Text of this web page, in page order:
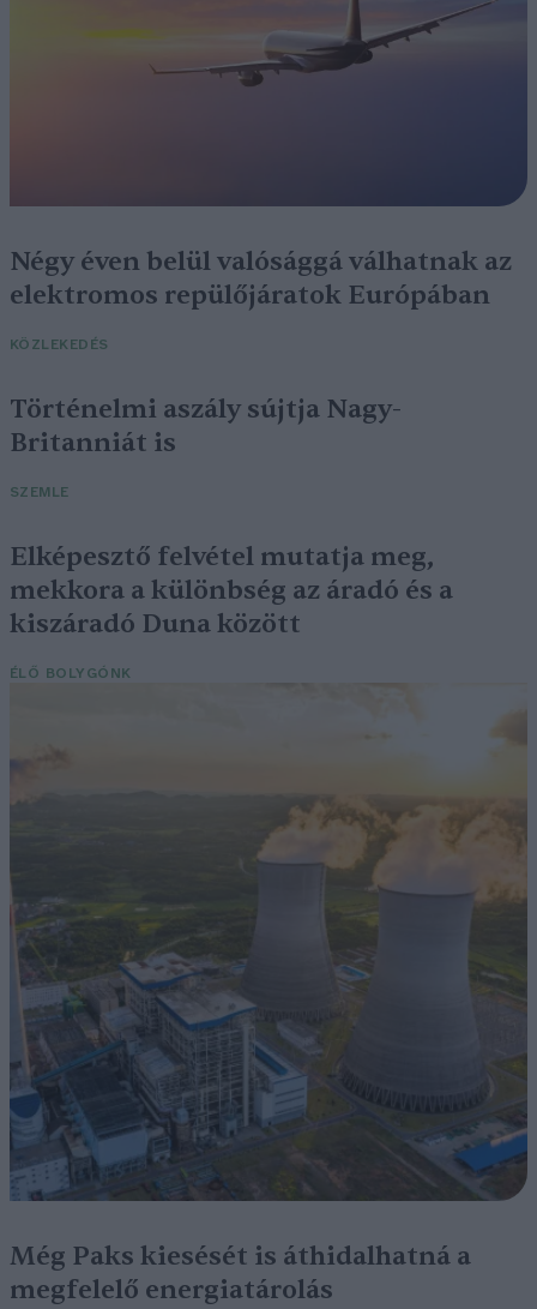
Négy éven belül valósággá válhatnak az
elektromos repülőjáratok Európában
KÖZLEKEDÉS
Történelmi aszály sújtja Nagy-
Britanniát is
SZEMLE
Elképesztő felvétel mutatja meg,
mekkora a különbség az áradó és a
kiszáradó Duna között
ÉLŐ BOLYGÓNK
Még Paks kiesését is áthidalhatná a
megfelelő energiatárolás